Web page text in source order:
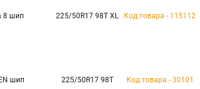
8 шип 225/50R17 98T XL Код товара - 115112
шип 225/50R17 98T Код товара - 30101